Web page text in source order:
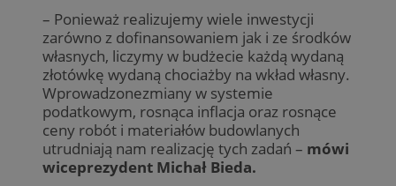
– Ponieważ realizujemy wiele inwestycji
zarówno z dofinansowaniem jak i ze środków
własnych, liczymy w budżecie każdą wydaną
złotówkę wydaną chociażby na wkład własny.
Wprowadzonezmiany w systemie
podatkowym, rosnąca inflacja oraz rosnące
ceny robót i materiałów budowlanych
utrudniają nam realizację tych zadań – mówi
wiceprezydent Michał Bieda.